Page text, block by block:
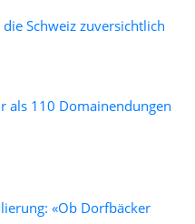
Schweiz zuversichtlich
als 110 Domainendungen
«Ob Dorfbäcker